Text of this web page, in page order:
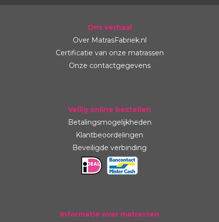
Ons verhaal
Over MatrasFabriek.nl
Certificatie van onze matrassen
Onze contactgegevens
Veilig online bestellen
Betalingsmogelijkheden
Klantbeoordelingen
Beveiligde verbinding
Informatie over matrassen